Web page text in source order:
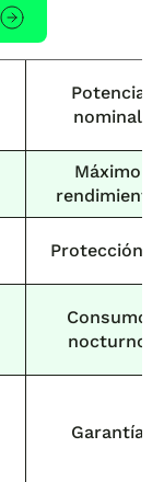
Potencia
nominal
Máximo
rendimiento
Protección
Consumo
nocturno
Garantía